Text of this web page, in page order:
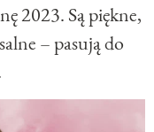
2023. Są piękne,
– pasują do